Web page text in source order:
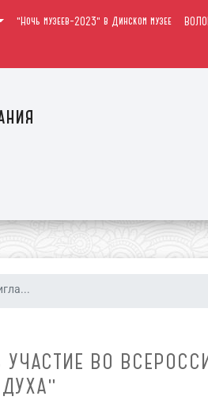
"Ночь музеев-2023" в Динском музее
ВО